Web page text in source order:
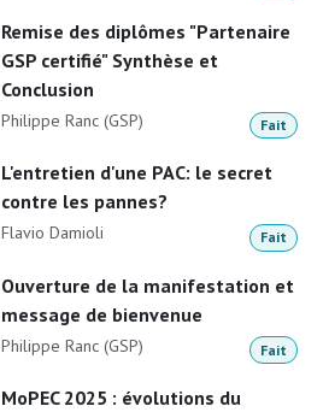
Remise des diplômes "Partenaire
GSP certifié" Synthèse et
Conclusion
Philippe Ranc (GSP) Fait
L'entretien d'une PAC: le secret
contre les pannes?
Flavio Damioli Fait
Ouverture de la manifestation et
message de bienvenue
Philippe Ranc (GSP) Fait
MoPEC 2025 : évolutions du